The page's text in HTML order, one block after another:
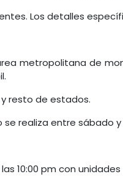
Los detalles
metropolitana de
resto de estados.
realiza entre sábado
10:00 pm con